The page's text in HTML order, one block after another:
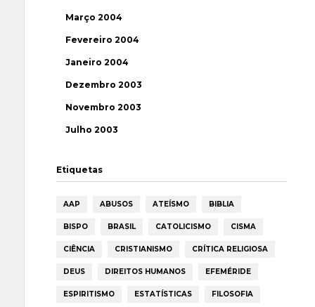
Março 2004
Fevereiro 2004
Janeiro 2004
Dezembro 2003
Novembro 2003
Julho 2003
Etiquetas
AAP ABUSOS ATEÍSMO BIBLIA
BISPO BRASIL CATOLICISMO CISMA
CIÊNCIA CRISTIANISMO CRÍTICA RELIGIOSA
DEUS DIREITOS HUMANOS EFEMÉRIDE
ESPIRITISMO ESTATÍSTICAS FILOSOFIA